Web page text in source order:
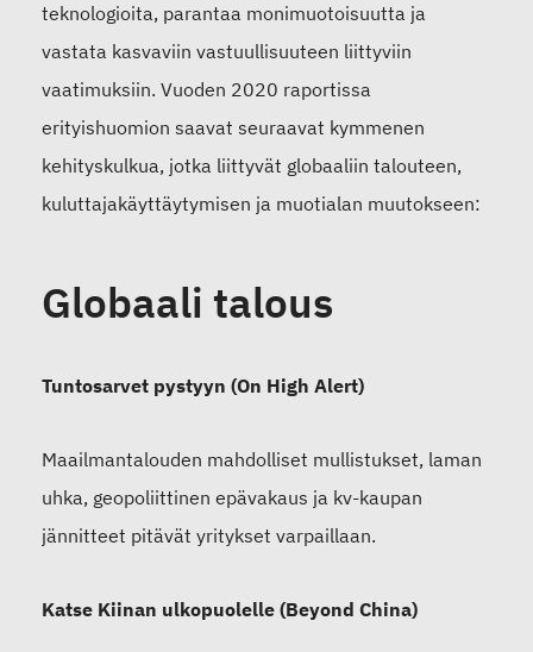
teknologioita, parantaa monimuotoisuutta ja
vastata kasvaviin vastuullisuuteen liittyviin
vaatimuksiin. Vuoden 2020 raportissa
erityishuomion saavat seuraavat kymmenen
kehityskulkua, jotka liittyvät globaaliin talouteen,
kuluttajakäyttäytymisen ja muotialan muutokseen:
Globaali talous
Tuntosarvet pystyyn (On High Alert)
Maailmantalouden mahdolliset mullistukset, laman
uhka, geopoliittinen epävakaus ja kv-kaupan
jännitteet pitävät yritykset varpaillaan.
Katse Kiinan ulkopuolelle (Beyond China)